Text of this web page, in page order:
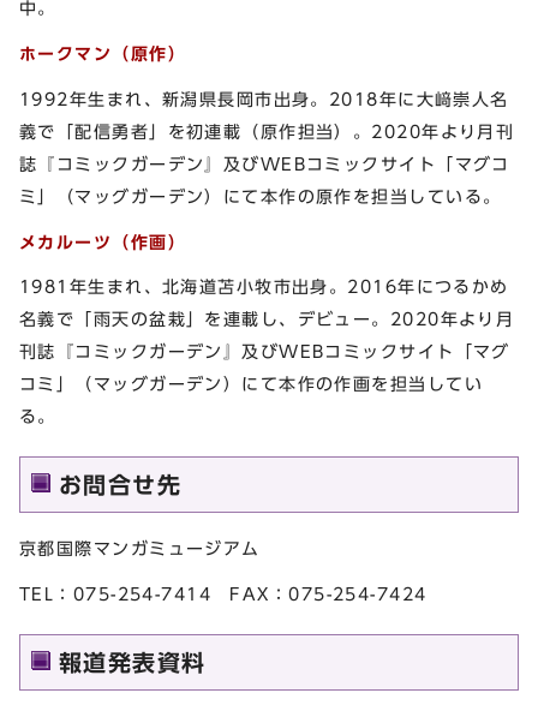
中。
ホークマン（原作）
1992年生まれ、新潟県長岡市出身。2018年に大﨑崇人名
義で「配信勇者」を初連載（原作担当）。2020年より月刊
誌『コミックガーデン』及びWEBコミックサイト「マグコ
ミ」（マッグガーデン）にて本作の原作を担当している。
メカルーツ（作画）
1981年生まれ、北海道苫小牧市出身。2016年につるかめ
名義で「雨天の盆栽」を連載し、デビュー。2020年より月
刊誌『コミックガーデン』及びWEBコミックサイト「マグ
コミ」（マッグガーデン）にて本作の作画を担当してい
る。
お問合せ先
京都国際マンガミュージアム
TEL：075-254-7414 FAX：075-254-7424
報道発表資料